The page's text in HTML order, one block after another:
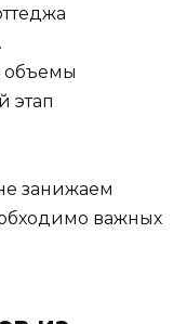
объемы
этап
занижаем
важных